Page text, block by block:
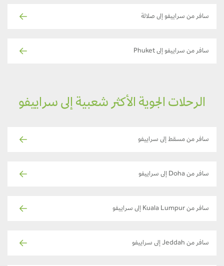
سافر من سراييفو إلى صلالة
سافر من سراييفو إلى Phuket
الرحلات الجوية الأكثر شعبية إلى سراييفو
سافر من مسقط إلى سراييفو
سافر من Doha إلى سراييفو
سافر من Kuala Lumpur إلى سراييفو
سافر من Jeddah إلى سراييفو